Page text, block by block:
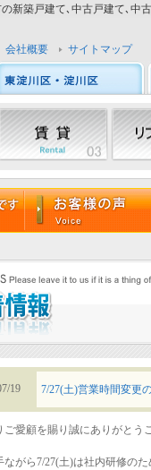
新築戸建て､中古戸建て､中
会社概要 サイトマップ
19 7/27(土)営業時間変更
ご愛顧を賜り誠にありがとう
ながら7/27(土)は社内研修のた